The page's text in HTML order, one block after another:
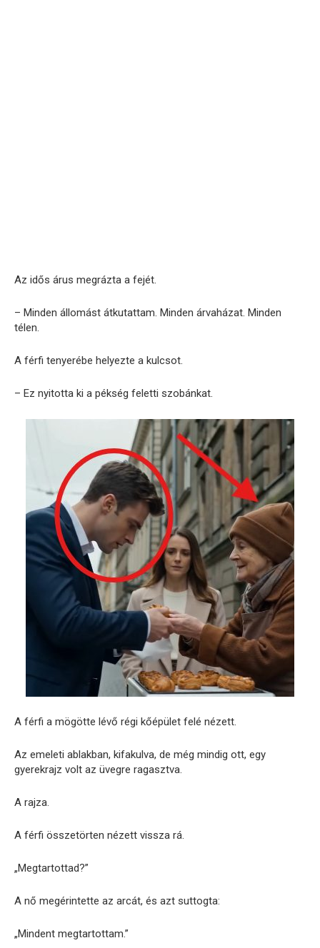
Az idős árus megrázta a fejét.
– Minden állomást átkutattam. Minden árvaházat. Minden
télen.
A férfi tenyerébe helyezte a kulcsot.
– Ez nyitotta ki a pékség feletti szobánkat.
A férfi a mögötte lévő régi kőépület felé nézett.
Az emeleti ablakban, kifakulva, de még mindig ott, egy
gyerekrajz volt az üvegre ragasztva.
A rajza.
A férfi összetörten nézett vissza rá.
„Megtartottad?”
A nő megérintette az arcát, és azt suttogta:
„Mindent megtartottam.”